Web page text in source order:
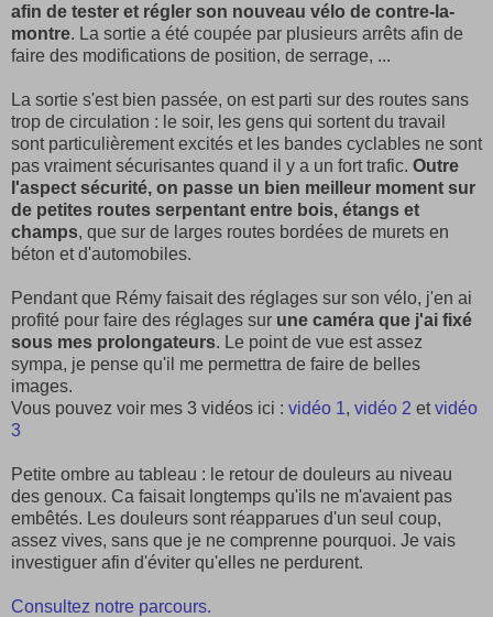
afin de tester et régler son nouveau vélo de contre-la-
montre. La sortie a été coupée par plusieurs arrêts afin de
faire des modifications de position, de serrage, ...
La sortie s'est bien passée, on est parti sur des routes sans
trop de circulation : le soir, les gens qui sortent du travail
sont particulièrement excités et les bandes cyclables ne sont
pas vraiment sécurisantes quand il y a un fort trafic. Outre
l'aspect sécurité, on passe un bien meilleur moment sur
de petites routes serpentant entre bois, étangs et
champs, que sur de larges routes bordées de murets en
béton et d'automobiles.
Pendant que Rémy faisait des réglages sur son vélo, j'en ai
profité pour faire des réglages sur une caméra que j'ai fixé
sous mes prolongateurs. Le point de vue est assez
sympa, je pense qu'il me permettra de faire de belles
images.
Vous pouvez voir mes 3 vidéos ici : vidéo 1, vidéo 2 etvidéo
3
Petite ombre au tableau : le retour de douleurs au niveau
des genoux. Ca faisait longtemps qu'ils ne m'avaient pas
embêtés. Les douleurs sont réapparues d'un seul coup,
assez vives, sans que je ne comprenne pourquoi. Je vais
investiguer afin d'éviter qu'elles ne perdurent.
Consultez notre parcours.